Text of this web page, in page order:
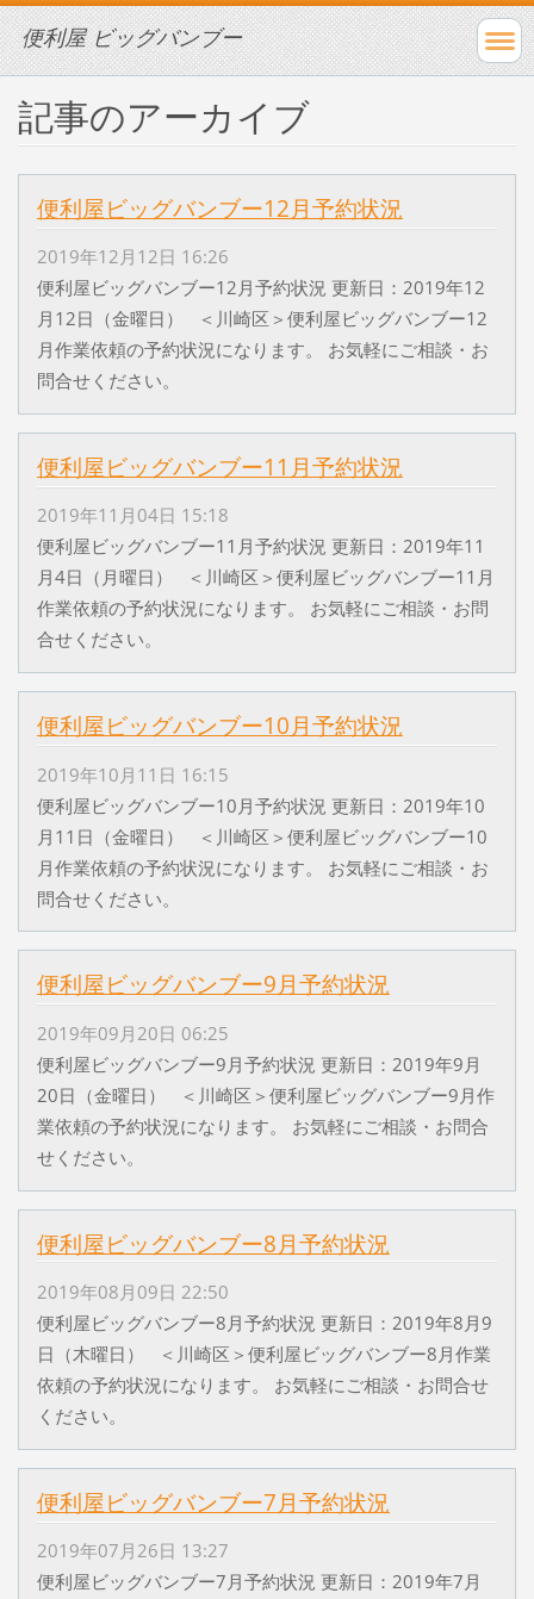
便利屋 ビッグバンブー
記事のアーカイブ
便利屋ビッグバンブー12月予約状況
2019年12月12日 16:26
便利屋ビッグバンブー12月予約状況 更新日：2019年12
月12日（金曜日） ＜川崎区＞便利屋ビッグバンブー12
月作業依頼の予約状況になります。 お気軽にご相談・お
問合せください。
便利屋ビッグバンブー11月予約状況
2019年11月04日 15:18
便利屋ビッグバンブー11月予約状況 更新日：2019年11
月4日（月曜日） ＜川崎区＞便利屋ビッグバンブー11月
作業依頼の予約状況になります。 お気軽にご相談・お問
合せください。
便利屋ビッグバンブー10月予約状況
2019年10月11日 16:15
便利屋ビッグバンブー10月予約状況 更新日：2019年10
月11日（金曜日） ＜川崎区＞便利屋ビッグバンブー10
月作業依頼の予約状況になります。 お気軽にご相談・お
問合せください。
便利屋ビッグバンブー9月予約状況
2019年09月20日 06:25
便利屋ビッグバンブー9月予約状況 更新日：2019年9月
20日（金曜日） ＜川崎区＞便利屋ビッグバンブー9月作
業依頼の予約状況になります。 お気軽にご相談・お問合
せください。
便利屋ビッグバンブー8月予約状況
2019年08月09日 22:50
便利屋ビッグバンブー8月予約状況 更新日：2019年8月9
日（木曜日） ＜川崎区＞便利屋ビッグバンブー8月作業
依頼の予約状況になります。 お気軽にご相談・お問合せ
ください。
便利屋ビッグバンブー7月予約状況
2019年07月26日 13:27
便利屋ビッグバンブー7月予約状況 更新日：2019年7月